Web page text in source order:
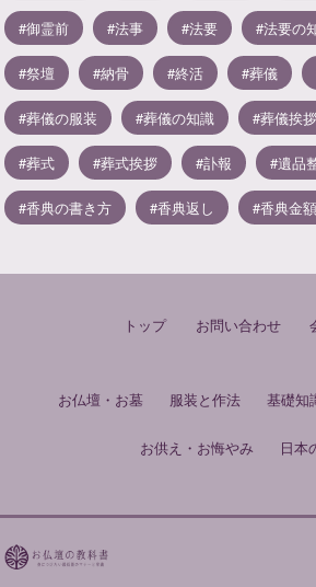
御霊前 法事 法要 法要の
祭壇 納骨 終活 葬儀
葬儀の服装 葬儀の知識 葬儀挨拶
葬式 葬式挨拶 訃報 遺品
香典の書き方 香典返し 香典金額
トップ お問い合わせ
お仏壇・お墓 服装と作法 基礎知
お供え・お悔やみ 日本